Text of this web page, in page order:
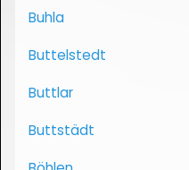
Buhla
Buttelstedt
Buttlar
Buttstädt